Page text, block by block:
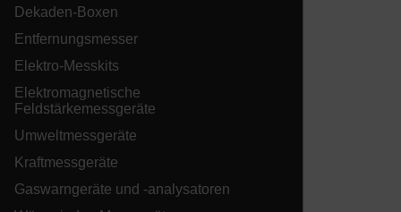
Dekaden-Boxen
Entfernungsmesser
Elektro-Messkits
Elektromagnetische
Feldstärkemessgeräte
Umweltmessgeräte
Kraftmessgeräte
Gaswarngeräte und -analysatoren
__epiXSRF
OpenIdConnect.nonce.
{1-60}